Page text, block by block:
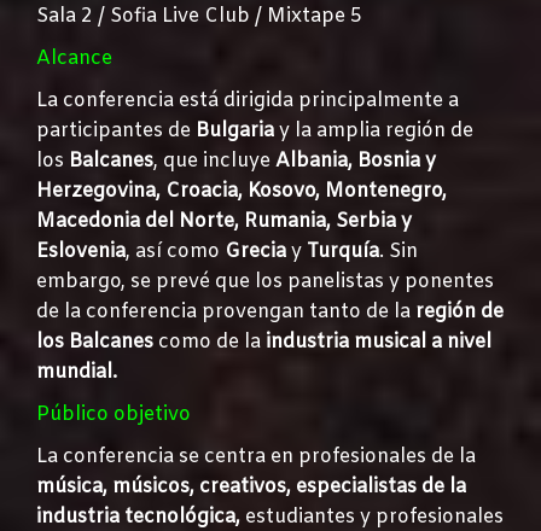
Sala 2 / Sofia Live Club / Mixtape 5
Alcance
La conferencia está dirigida principalmente a
participantes de Bulgariay la amplia región de
los Balcanes, que incluye Albania, Bosnia y
Herzegovina, Croacia, Kosovo, Montenegro,
Macedonia del Norte, Rumania, Serbia y
Eslovenia, así como Greciay Turquía. Sin
embargo, se prevé que los panelistas y ponentes
de la conferencia provengan tanto de la región de
los Balcanes como de la industria musical a nivel
mundial.
Público objetivo
La conferencia se centra en profesionales de la
música, músicos, creativos, especialistas de la
industria tecnológica, estudiantes y profesionales